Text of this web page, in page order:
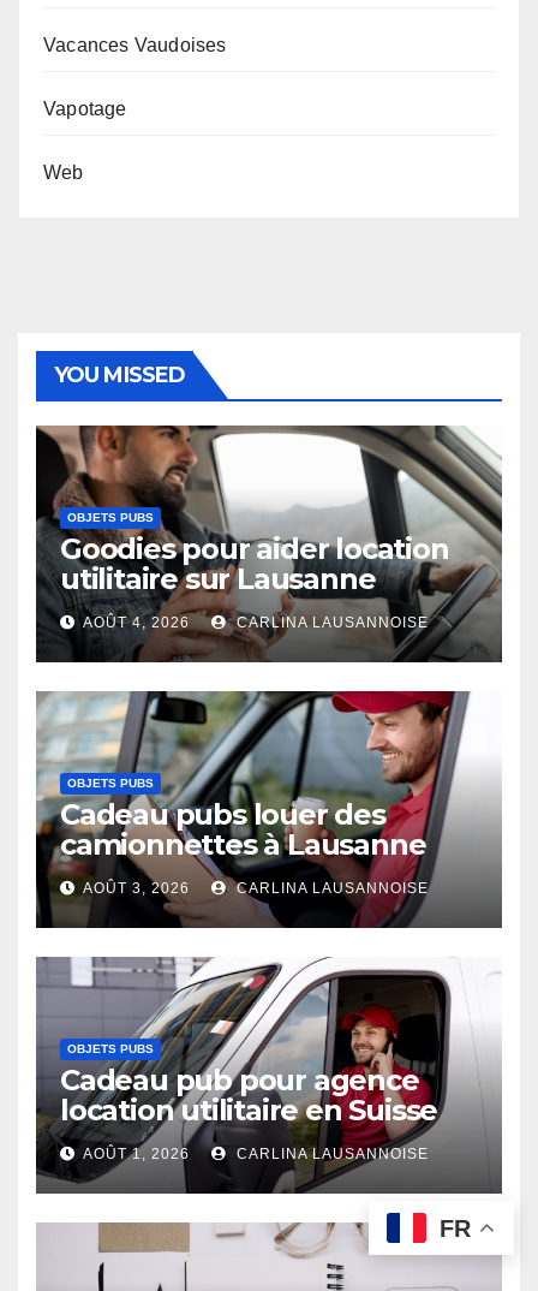
Vacances Vaudoises
Vapotage
Web
YOU MISSED
OBJETS PUBS
Goodies pour aider location
utilitaire sur Lausanne
AOÛT 4, 2026 CARLINA LAUSANNOISE
OBJETS PUBS
Cadeau pubs louer des
camionnettes à Lausanne
AOÛT 3, 2026 CARLINA LAUSANNOISE
OBJETS PUBS
Cadeau pub pour agence
location utilitaire en Suisse
AOÛT 1, 2026 CARLINA LAUSANNOISE
FR